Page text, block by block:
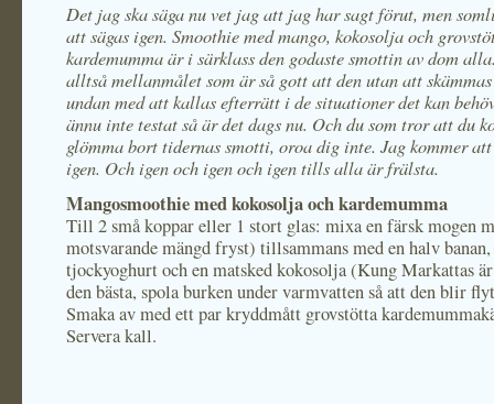
Det jag ska säga nu vet jag att jag har sagt förut, men
att sägas igen. Smoothie med mango, kokosolja och
kardemumma är i särklass den godaste smottin av dom
alltså mellanmålet som är så gott att den utan att
undan med att kallas efterrätt i de situationer det kan
ännu inte testat så är det dags nu. Och du som tror att du
glömma bort tidernas smotti, oroa dig inte. Jag kommer
igen. Och igen och igen och igen tills alla är frälsta.
Mangosmoothie med kokosolja och kardemumma
Till 2 små koppar eller 1 stort glas: mixa en färsk mogen
motsvarande mängd fryst) tillsammans med en halv
tjockyoghurt och en matsked kokosolja (Kung Markattas
den bästa, spola burken under varmvatten så att den blir
Smaka av med ett par kryddmått grovstötta
Servera kall.